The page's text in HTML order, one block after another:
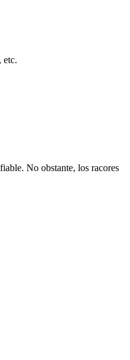
etc.
No obstante, los racores